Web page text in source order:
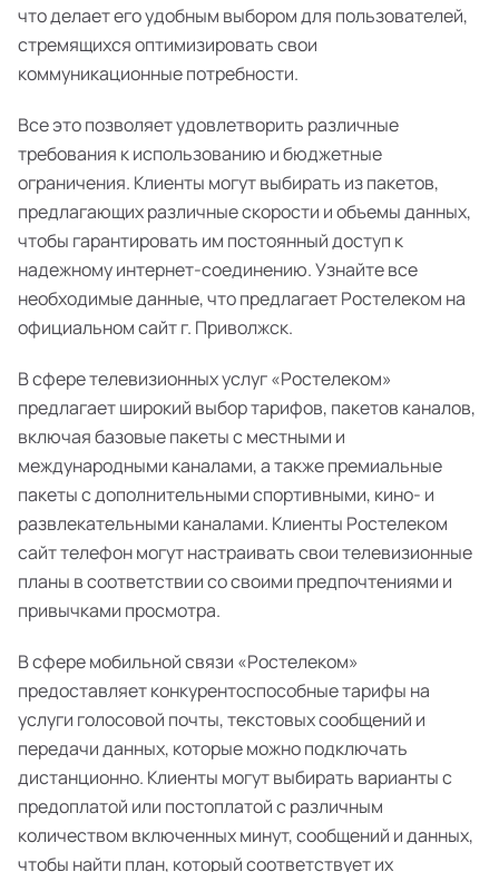
что делает его удобным выбором для пользователей,
стремящихся оптимизировать свои
коммуникационные потребности.
Все это позволяет удовлетворить различные
требования к использованию и бюджетные
ограничения. Клиенты могут выбирать из пакетов,
предлагающих различные скорости и объемы данных,
чтобы гарантировать им постоянный доступ к
надежному интернет-соединению. Узнайте все
необходимые данные, что предлагает Ростелеком на
официальном сайт г. Приволжск.
В сфере телевизионных услуг «Ростелеком»
предлагает широкий выбор тарифов, пакетов каналов,
включая базовые пакеты с местными и
международными каналами, а также премиальные
пакеты с дополнительными спортивными, кино- и
развлекательными каналами. Клиенты Ростелеком
сайт телефон могут настраивать свои телевизионные
планы в соответствии со своими предпочтениями и
привычками просмотра.
В сфере мобильной связи «Ростелеком»
предоставляет конкурентоспособные тарифы на
услуги голосовой почты, текстовых сообщений и
передачи данных, которые можно подключать
дистанционно. Клиенты могут выбирать варианты с
предоплатой или постоплатой с различным
количеством включенных минут, сообщений и данных,
чтобы найти план, который соответствует их